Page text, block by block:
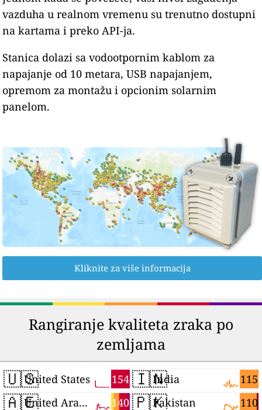
vazduha u realnom vremenu su trenutno dostupni
na kartama i preko API-ja.
Stanica dolazi sa vodootpornim kablom za
napajanje od 10 metara, USB napajanjem,
opremom za montažu i opcionim solarnim
panelom.
Kliknite za više informacija
Rangiranje kvaliteta zraka po
zemljama
🇺🇸 154
United States
🇦🇪 140
United Arab Emirates
🇮🇳 115
India
🇵🇰 110
Pakistan